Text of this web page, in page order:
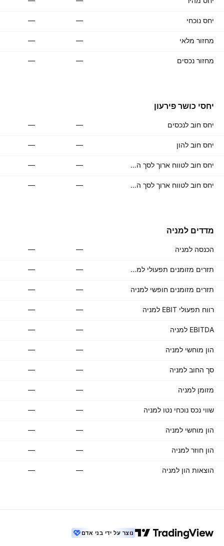
יחס נוכחי —
—
מחזור מלאי —
—
מחזור נכסים —
—
יחסי כושר פירעון
יחס חוב לנכסים —
—
יחס חוב להון —
—
יחס חוב לטווח ארוך לסך הנכסים —
—
יחס חוב לטווח ארוך לסך ההון העצמי —
—
מדדים למניה
הכנסה למניה —
—
תזרים מזומנים תפעולי למניה —
—
תזרים מזומנים חופשי למניה —
—
רווח תפעולי EBIT למניה —
—
EBITDA למניה —
—
הון מוחשי למניה —
—
סך החוב למניה —
—
מזומן למניה —
—
שווי נכס נוכחי נטו למניה —
—
הון מוחשי למניה —
—
הון חוזר למניה —
—
הוצאות הון למניה —
—
נוצר על ידי בני אדם